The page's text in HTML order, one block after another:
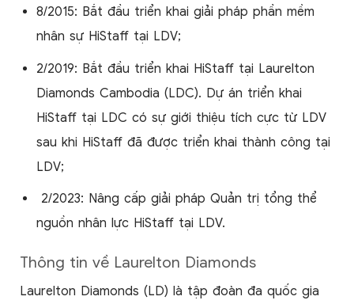
8/2015: Bắt đầu triển khai giải pháp phần mềm
nhân sự HiStaff tại LDV;
2/2019: Bắt đầu triển khai HiStaff tại Laurelton
Diamonds Cambodia (LDC). Dự án triển khai
HiStaff tại LDC có sự giới thiệu tích cực từ LDV
sau khi HiStaff đã được triển khai thành công tại
LDV;
2/2023: Nâng cấp giải pháp Quản trị tổng thể
nguồn nhân lực HiStaff tại LDV.
Thông tin về Laurelton Diamonds
Laurelton Diamonds (LD) là tập đoàn đa quốc gia